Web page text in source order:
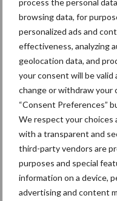
process the personal
browsing data, for
personalized ads and
effectiveness, analyzing
geolocation data, and
your consent will be valid
change or withdraw your
“Consent Preferences”
We respect your choices
with a transparent and
third-party vendors are
purposes and special
information on a device,
advertising and content
zich volledig voor inzetten
hun afnemers. Zij luisteren
degelijkheid van onze
hij in twintig jaar tijd twee
merk wil verslijten of
verdient zich op termijn
minder goede
assortiment en hebben
Ze leveren alleen wat de
we wel die groothandels
passen, maar daarin